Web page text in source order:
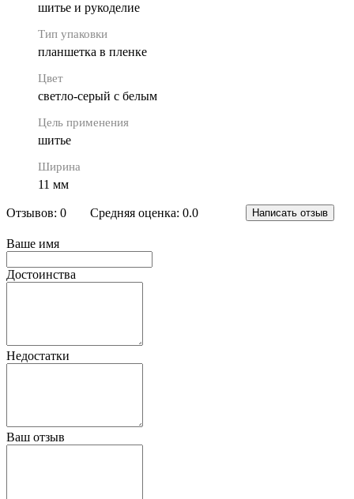
шитье и рукоделие
Тип упаковки
планшетка в пленке
Цвет
светло-серый с белым
Цель применения
шитье
Ширина
11 мм
Отзывов: 0 Средняя оценка: 0.0 Написать отзыв
Ваше имя
Достоинства
Недостатки
Ваш отзыв